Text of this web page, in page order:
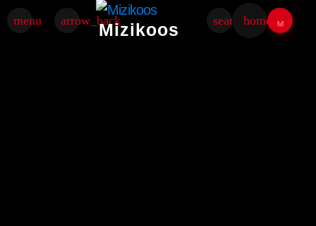
menu arrow_backMizikoos searchhome